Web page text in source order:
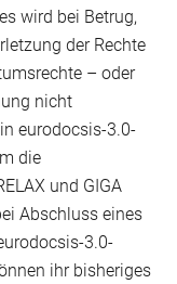
wird bei Betrug,
der Rechte
– oder
nicht
eurodocsis-3.0-
die
und GIGA
Abschluss eines
3.0-
ihr bisheriges